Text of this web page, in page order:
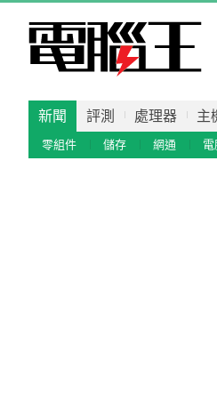
新聞 評測 處理器 主
零組件 儲存 網通 電